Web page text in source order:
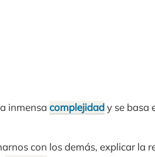
inmensa complejidady se basa
con los demás, explicar la